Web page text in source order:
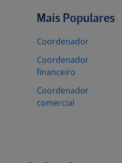
Mais Populares
Coordenador
Coordenador
financeiro
Coordenador
comercial